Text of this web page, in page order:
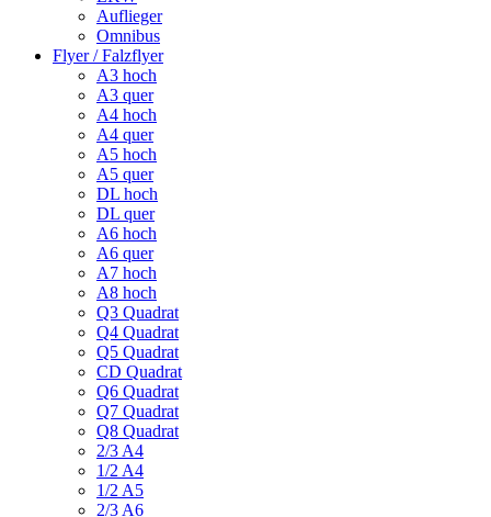
Auflieger
Omnibus
Flyer / Falzflyer
A3 hoch
A3 quer
A4 hoch
A4 quer
A5 hoch
A5 quer
DL hoch
DL quer
A6 hoch
A6 quer
A7 hoch
A8 hoch
Q3 Quadrat
Q4 Quadrat
Q5 Quadrat
CD Quadrat
Q6 Quadrat
Q7 Quadrat
Q8 Quadrat
2/3 A4
1/2 A4
1/2 A5
2/3 A6